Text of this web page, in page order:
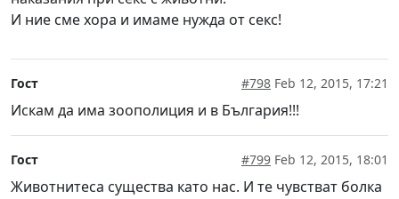
И ние сме хора и имаме нужда от секс!
Гост #798 Feb 12, 2015, 17:21
Искам да има зоополиция и в България!!!
Гост #799 Feb 12, 2015, 18:01
Животнитеса существа като нас. И те чувстват болка